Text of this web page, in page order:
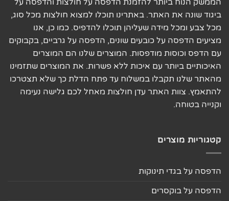
ביגוד שונה את האתר. באתרינו תוכלו למצוא חולצות מכל סוג,
מכל צבע ומכל מידה שעליהן תוכלו להדפיס. כמו כן, אנו
מציעים הדפסה על כובעים שונים, הדפסה על גרביים, בקבוקים
עם הדפס וכוסות מודפסות. המוצרים שלנו הם המוצרים
האיכותיים ביותר עם איכות ללא פשרות. את המוצרים שתזמינו
מהאתר שלנו תקבלו במשלוח עד פתח הדלת כך שלא תצטרכו
להתאמץ. צוות האתר עדן חולצות מאחל לכם גלישה נעימה
וקנייה בטוחה.
קטגוריות מוצרים
הדפסה על בגדי תינוקות
הדפסה על בוקסרים